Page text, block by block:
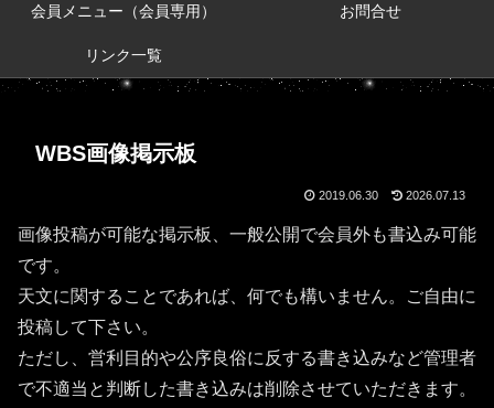
会員メニュー（会員専用） お問合せ
リンク一覧
WBS画像掲示板
2019.06.30 2026.07.13
画像投稿が可能な掲示板、一般公開で会員外も書込み可能
です。
天文に関することであれば、何でも構いません。ご自由に
投稿して下さい。
ただし、営利目的や公序良俗に反する書き込みなど管理者
で不適当と判断した書き込みは削除させていただきます。